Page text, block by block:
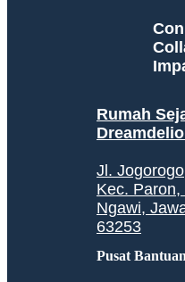
Rumah
Jl.
Kec.
Ngawi,
63253
Pusat Bantuan